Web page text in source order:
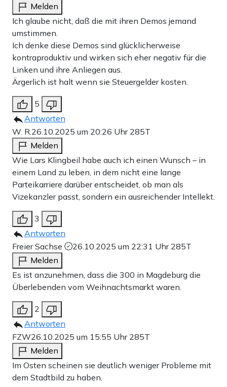
Melden
Ich glaube nicht, daß die mit ihren Demos jemand
umstimmen.
Ich denke diese Demos sind glücklicherweise
kontraproduktiv und wirken sich eher negativ für die
Linken und ihre Anliegen aus.
Ärgerlich ist halt wenn sie Steuergelder kosten.
5
Antworten
W. R. 26.10.2025 um 20:26 Uhr 285T
Melden
Wie Lars Klingbeil habe auch ich einen Wunsch – in
einem Land zu leben, in dem nicht eine lange
Parteikarriere darüber entscheidet, ob man als
Vizekanzler passt, sondern ein ausreichender Intellekt.
3
Antworten
Freier Sachse
26.10.2025 um 22:31 Uhr 285T
Melden
Es ist anzunehmen, dass die 300 in Magdeburg die
Überlebenden vom Weihnachtsmarkt waren.
2
Antworten
FZW26.10.2025 um 15:55 Uhr 285T
Melden
Im Osten scheinen sie deutlich weniger Probleme mit
dem Stadtbild zu haben.